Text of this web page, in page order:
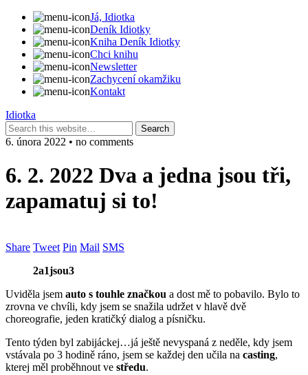
Já, Idiotka
Deník Idiotky
Kniha Deník Idiotky
Chci knihu
Newsletter
Zachycení okamžiku
Kontakt
Idiotka
6. února 2022 • no comments
6. 2. 2022 Dva a jedna jsou tři,
zapamatuj si to!
Share Tweet Pin Mail SMS
2a1jsou3
Uviděla jsem auto s touhle značkou a dost mě to pobavilo. Bylo to
zrovna ve chvíli, kdy jsem se snažila udržet v hlavě dvě
choreografie, jeden kratičký dialog a písničku.
Tento týden byl zabijáckej…já ještě nevyspaná z neděle, kdy jsem
vstávala po 3 hodině ráno, jsem se každej den učila na casting,
kterej měl proběhnout ve středu.